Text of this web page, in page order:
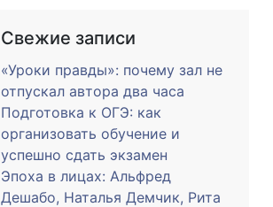
Свежие записи
«Уроки правды»: почему зал не
отпускал автора два часа
Подготовка к ОГЭ: как
организовать обучение и
успешно сдать экзамен
Эпоха в лицах: Альфред
Дешабо, Наталья Демчик, Рита